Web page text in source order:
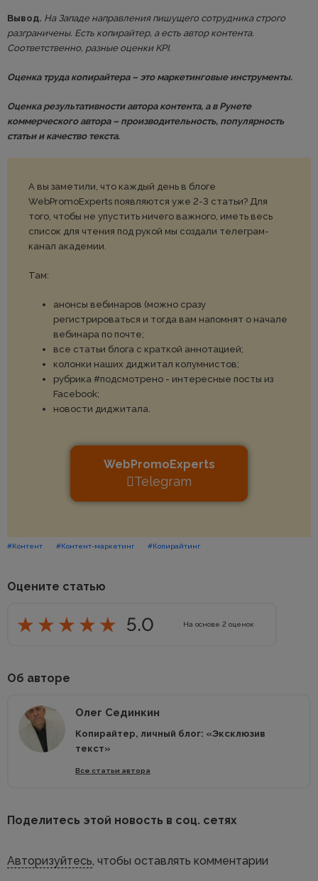
Вывод. На Западе направления пишущего сотрудника строго
разграничены. Есть копирайтер, а есть автор контента.
Соответственно, разные оценки KPI.
Оценка труда копирайтера – это маркетинговые инструменты.
Оценка результативности автора контента, а в Рунете
коммерческого автора – производительность, популярность
статьи и качество текста.
А вы заметили, что каждый день в блоге
WebPromoExperts появляются уже 2-3 статьи? Для
того, чтобы не упустить ничего важного, иметь весь
список для чтения под рукой мы создали телеграм-
канал академии.
Там:
анонсы вебинаров (можно сразу
регистрироваться и тогда вам напомнят о начале
вебинара по почте;
все статьи блога с краткой аннотацией;
колонки наших диджитал колумнистов;
рубрика #подсмотрено - интересные посты из
Facebook;
новости диджитала.
WebPromoExperts
Telegram
#Контент #Контент-маркетинг #Копирайтинг
Оцените статью
5.0 На основе 2 оценок
Об авторе
Олег Сединкин
Копирайтер, личный блог: «Эксклюзив
текст»
Все статьи автора
Поделитесь этой новость в соц. сетях
Авторизуйтесь, чтобы оставлять комментарии